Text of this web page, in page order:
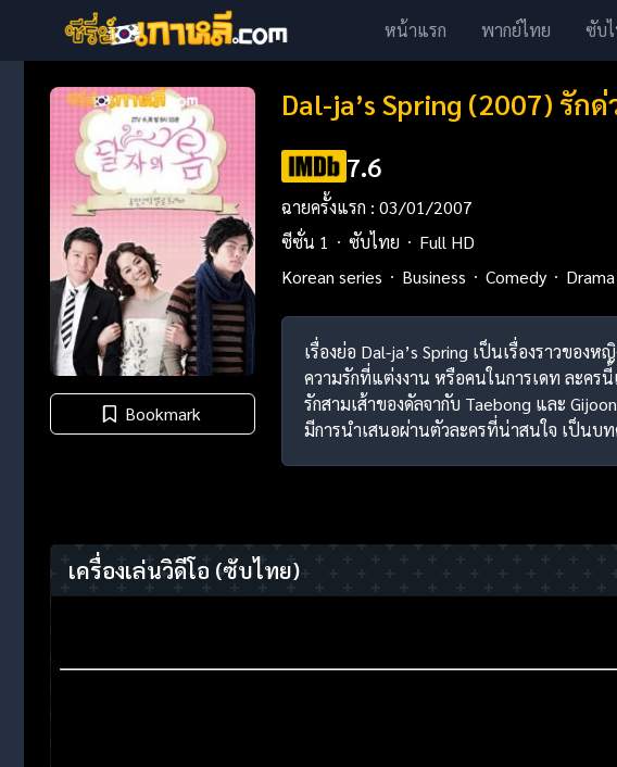
หน้าแรก พากย์ไทย ซับ
Bookmark
Dal-ja’s Spring (2007) รั
7.6
ฉายครั้งแรก : 03/01/2007
ซีซั่น 1
ซับไทย
Full HD
Korean series
Business Comedy Drama
เรื่องย่อ Dal-ja’s Spring เป็นเรื่องราวขอ
ความรักที่แต่งงาน หรือคนในการเดท ละค
รักสามเส้าของดัลจากับ Taebong และ
มีการนำเสนอผ่านตัวละครที่น่าสนใจ เป็นบ
เครื่องเล่นวิดีโอ (ซับไทย)